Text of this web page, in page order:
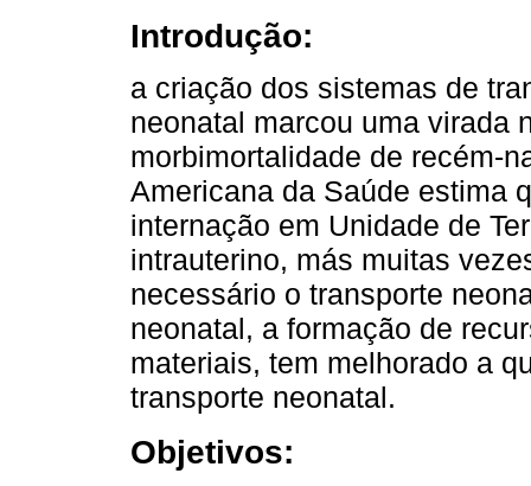
Introdução:
a criação dos sistemas de
neonatal marcou uma virada
morbimortalidade de recém-
Americana da Saúde estima
internação em Unidade de
intrauterino, más muitas
necessário o transporte
neonatal, a formação de
materiais, tem melhorado a
transporte neonatal.
Objetivos: